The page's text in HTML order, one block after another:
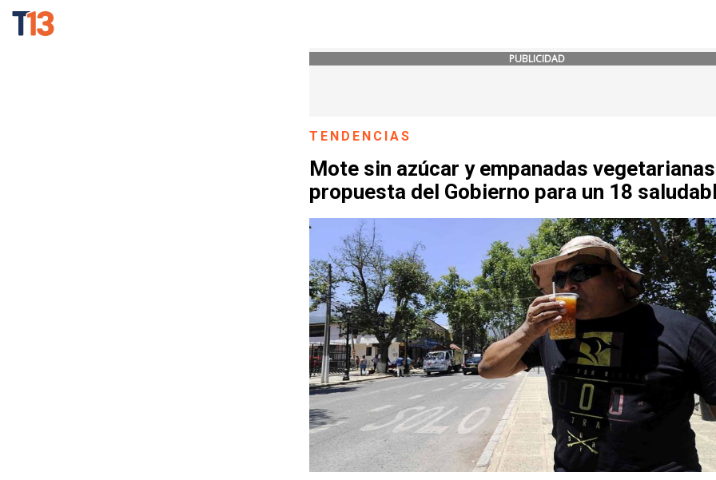
PUBLICIDAD
TENDENCIAS
Mote sin azúcar y empanadas
propuesta del Gobierno para un 18